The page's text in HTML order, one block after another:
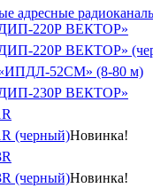
адресные
220Р ВЕКТОР»
220Р ВЕКТОР»
52СМ» (8-80 м)
230Р ВЕКТОР»
(черный)Новинка!
(черный)Новинка!